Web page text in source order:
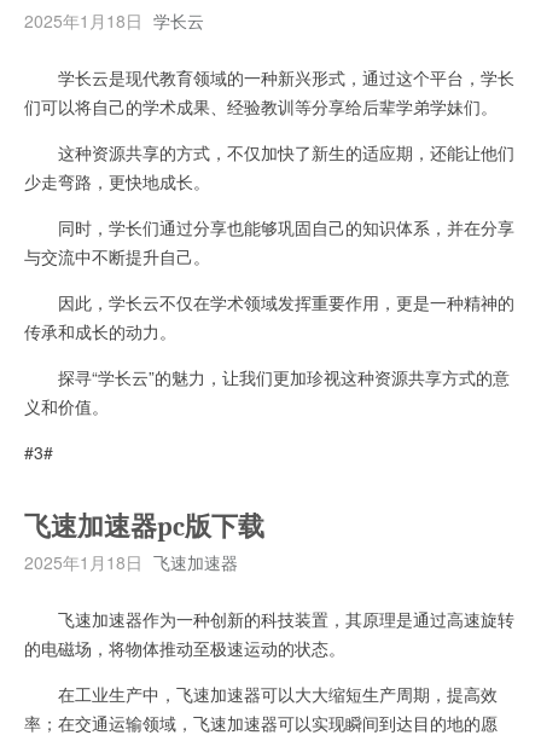
2025年1月18日 学长云
学长云是现代教育领域的一种新兴形式，通过这个平台，学长
们可以将自己的学术成果、经验教训等分享给后辈学弟学妹们。
这种资源共享的方式，不仅加快了新生的适应期，还能让他们
少走弯路，更快地成长。
同时，学长们通过分享也能够巩固自己的知识体系，并在分享
与交流中不断提升自己。
因此，学长云不仅在学术领域发挥重要作用，更是一种精神的
传承和成长的动力。
探寻“学长云”的魅力，让我们更加珍视这种资源共享方式的意
义和价值。
#3#
飞速加速器pc版下载
2025年1月18日 飞速加速器
飞速加速器作为一种创新的科技装置，其原理是通过高速旋转
的电磁场，将物体推动至极速运动的状态。
在工业生产中，飞速加速器可以大大缩短生产周期，提高效
率；在交通运输领域，飞速加速器可以实现瞬间到达目的地的愿